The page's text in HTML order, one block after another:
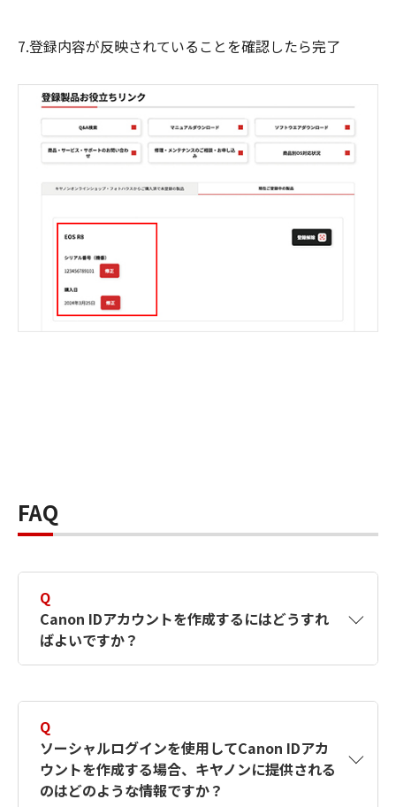
7.登録内容が反映されていることを確認したら完了
FAQ
Q
Canon IDアカウントを作成するにはどうすれ
ばよいですか？
す。詳しい作成方法は【カメラ】Canon IDとは
何ですか？Canon IDの作成方法は？をご確認く
ださい。
Q
ソーシャルログインを使用してCanon IDアカ
ウントを作成する場合、キヤノンに提供される
のはどのような情報ですか？